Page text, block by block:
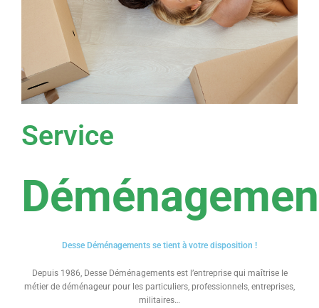
Service
Desse Déménagements se tient à votre disposition !
Depuis 1986, Desse Déménagements est l’entreprise qui maîtrise le
métier de déménageur pour les particuliers, professionnels, entreprises,
militaires…